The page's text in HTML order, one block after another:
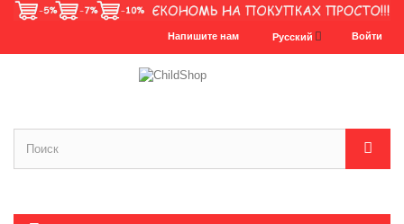
Войти
Русский
Напишите нам